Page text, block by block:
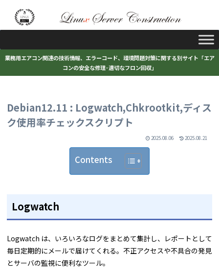
業務用エアコン関連の技術情報、エラーコード、環境問題対策に関する別サイト「エア
コンの安全な修理･適切なフロン回収」
Debian12.11 : Logwatch,Chkrootkit,ディス
ク使用率チェックスクリプト
2025.08.06 2025.08.21
Contents
Logwatch
Logwatch は、いろいろなログをまとめて集計し、レポートとして
毎日定期的にメールで届けてくれる。不正アクセスや不具合の発見
とサーバの監視に便利なツール。